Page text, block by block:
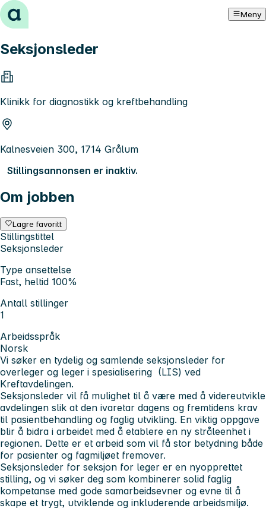
Hopp til innhold Meny
Seksjonsleder
Klinikk for diagnostikk og kreftbehandling
Kalnesveien 300, 1714 Grålum
Stillingsannonsen er inaktiv.
Om jobben
Lagre favoritt
Stillingstittel
Seksjonsleder
Type ansettelse
Fast, heltid 100%
Antall stillinger
1
Arbeidsspråk
Norsk
Vi søker en tydelig og samlende seksjonsleder for
overleger og leger i spesialisering (LIS) ved
Kreftavdelingen.
Seksjonsleder vil få mulighet til å være med å videreutvikle
avdelingen slik at den ivaretar dagens og fremtidens krav
til pasientbehandling og faglig utvikling. En viktig oppgave
blir å bidra i arbeidet med å etablere en ny stråleenhet i
regionen. Dette er et arbeid som vil få stor betydning både
for pasienter og fagmiljøet fremover.
Seksjonsleder for seksjon for leger er en nyopprettet
stilling, og vi søker deg som kombinerer solid faglig
kompetanse med gode samarbeidsevner og evne til å
skape et trygt, utviklende og inkluderende arbeidsmiljø.